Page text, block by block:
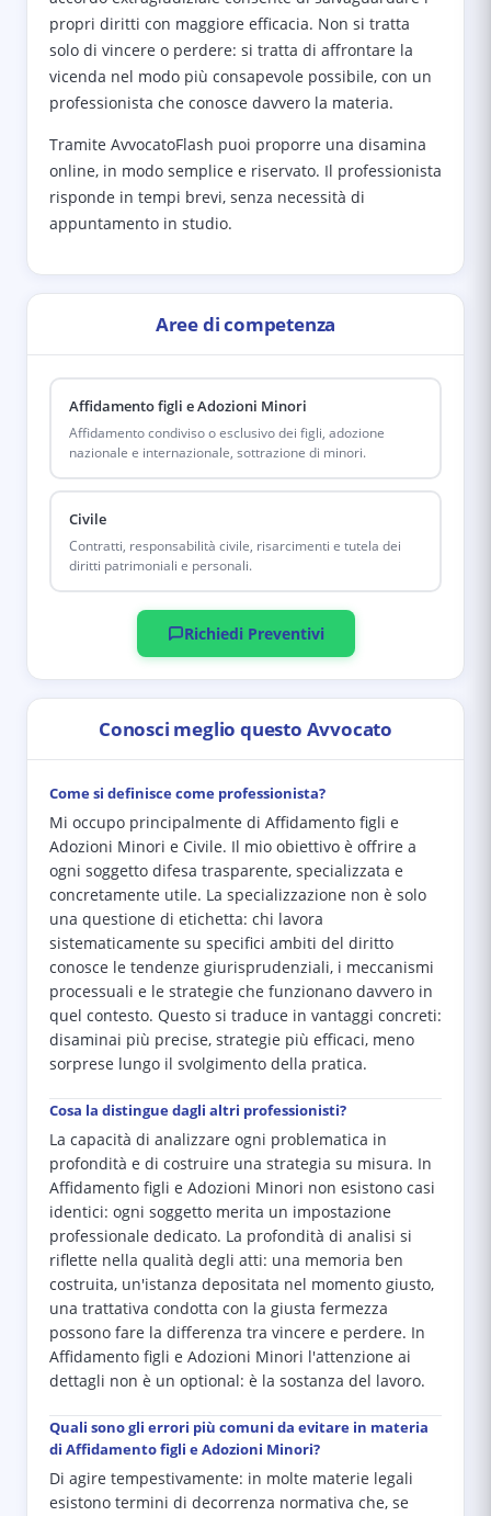
propri diritti con maggiore efficacia. Non si tratta
solo di vincere o perdere: si tratta di affrontare la
vicenda nel modo più consapevole possibile, con un
professionista che conosce davvero la materia.
Tramite AvvocatoFlash puoi proporre una disamina
online, in modo semplice e riservato. Il professionista
risponde in tempi brevi, senza necessità di
appuntamento in studio.
Aree di competenza
Affidamento figli e Adozioni Minori
Affidamento condiviso o esclusivo dei figli, adozione
nazionale e internazionale, sottrazione di minori.
Civile
Contratti, responsabilità civile, risarcimenti e tutela dei
diritti patrimoniali e personali.
Richiedi Preventivi
Conosci meglio questo Avvocato
Come si definisce come professionista?
Mi occupo principalmente di Affidamento figli e
Adozioni Minori e Civile. Il mio obiettivo è offrire a
ogni soggetto difesa trasparente, specializzata e
concretamente utile. La specializzazione non è solo
una questione di etichetta: chi lavora
sistematicamente su specifici ambiti del diritto
conosce le tendenze giurisprudenziali, i meccanismi
processuali e le strategie che funzionano davvero in
quel contesto. Questo si traduce in vantaggi concreti:
disaminai più precise, strategie più efficaci, meno
sorprese lungo il svolgimento della pratica.
Cosa la distingue dagli altri professionisti?
La capacità di analizzare ogni problematica in
profondità e di costruire una strategia su misura. In
Affidamento figli e Adozioni Minori non esistono casi
identici: ogni soggetto merita un impostazione
professionale dedicato. La profondità di analisi si
riflette nella qualità degli atti: una memoria ben
costruita, un'istanza depositata nel momento giusto,
una trattativa condotta con la giusta fermezza
possono fare la differenza tra vincere e perdere. In
Affidamento figli e Adozioni Minori l'attenzione ai
dettagli non è un optional: è la sostanza del lavoro.
Quali sono gli errori più comuni da evitare in materia
di Affidamento figli e Adozioni Minori?
Di agire tempestivamente: in molte materie legali
esistono termini di decorrenza normativa che, se